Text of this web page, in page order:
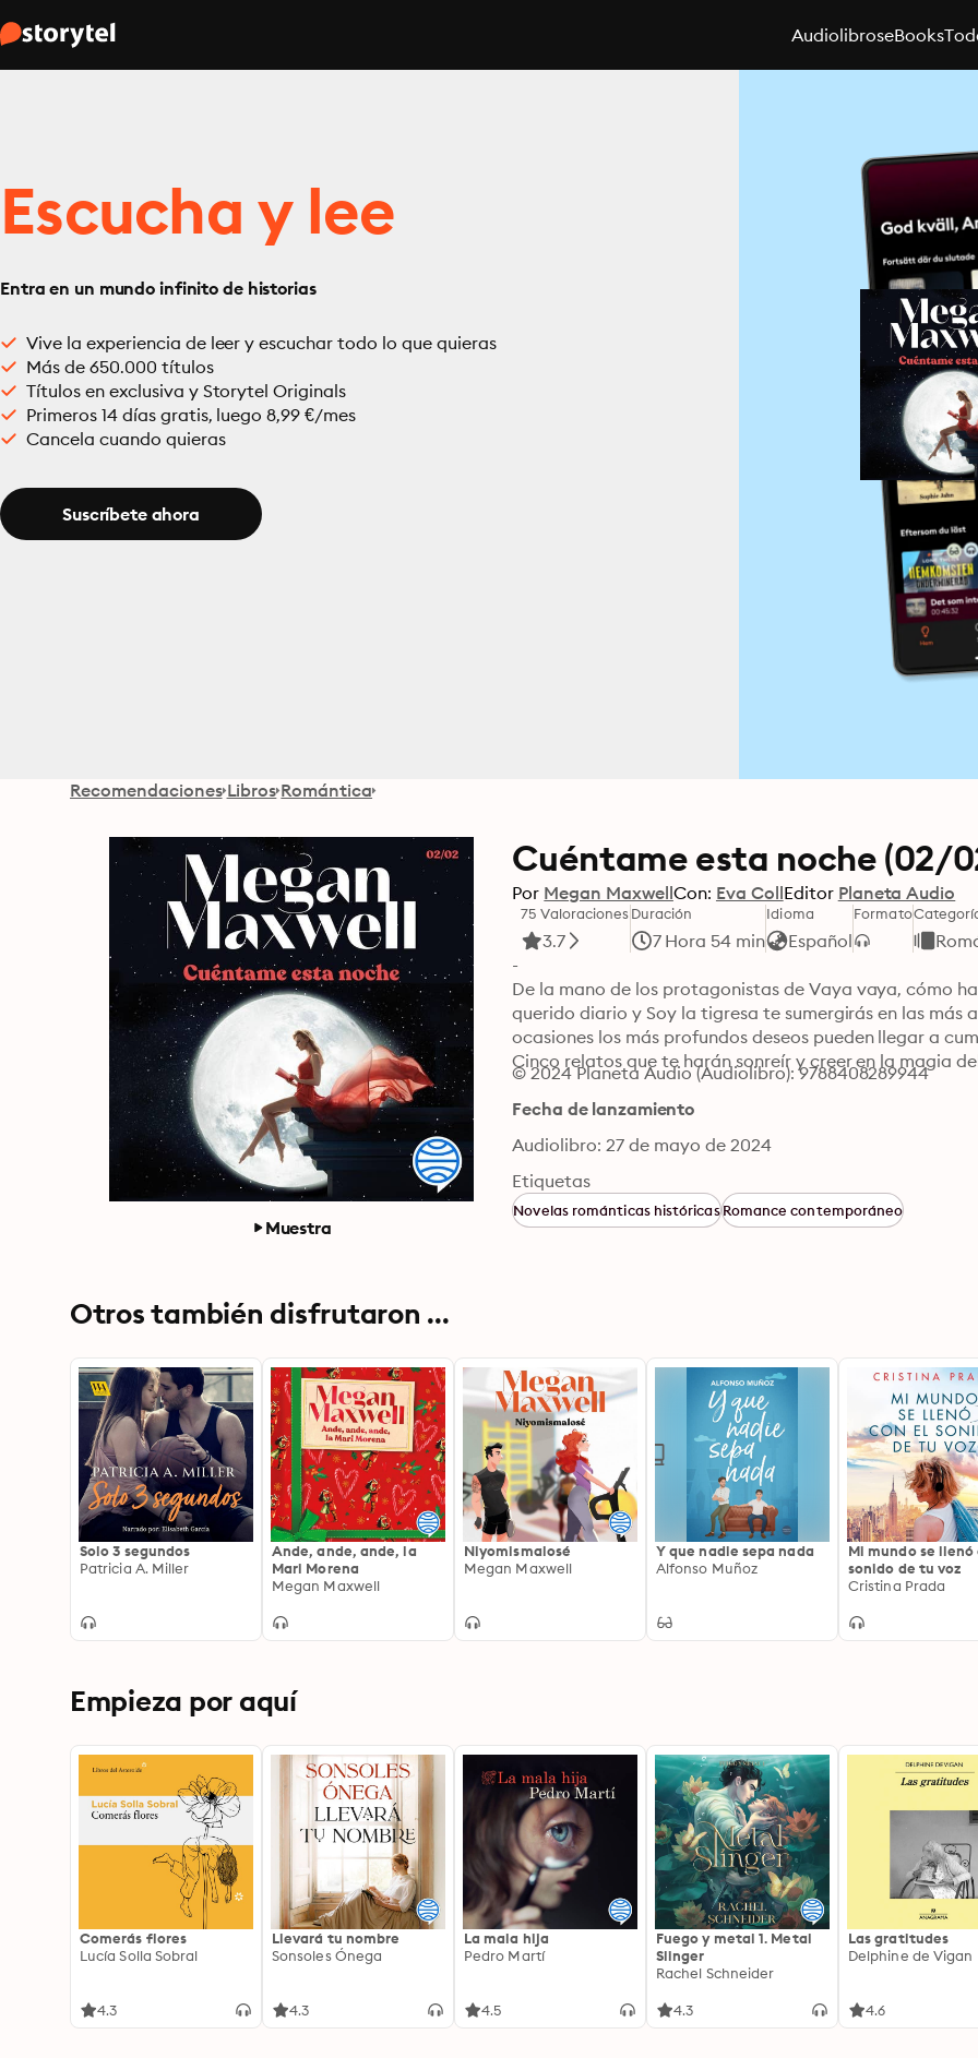
AudiolibroseBooks
Escucha y lee
Entra en un mundo infinito de historias
Vive la experiencia de leer y escuchar todo lo que quieras
Más de 650.000 títulos
Títulos en exclusiva y Storytel Originals
Primeros 14 días gratis, luego 8,99 €/mes
Cancela cuando quieras
Suscríbete ahora
Recomendaciones Libros Romántica
Muestra
Cuéntame esta noche (02/
Por Megan MaxwellCon: Eva CollEditor Planeta Audio
75 Valoraciones
3.7
Duración
7 Hora 54 min
Idioma
Español
Formato
-
De la mano de los protagonistas de Vaya vaya, cómo
querido diario y Soy la tigresa te sumergirás en las más
ocasiones los más profundos deseos pueden llegar a
Cinco relatos que te harán sonreír y creer en la magia
© 2024 Planeta Audio (Audiolibro): 9788408289944
Fecha de lanzamiento
Audiolibro: 27 de mayo de 2024
Etiquetas
Novelas románticas históricasRomance contemporáneo
Otros también disfrutaron ...
Solo 3 segundos
Patricia A. Miller
Ande, ande, ande, la
Mari Morena
Megan Maxwell
Niyomismalosé
Megan Maxwell
Y que nadie sepa nada
Alfonso Muñoz
Mi mundo se llenó
sonido de tu voz
Cristina Prada
Empieza por aquí
Comerás flores
Lucía Solla Sobral
4.3
Llevará tu nombre
Sonsoles Ónega
4.3
La mala hija
Pedro Martí
4.5
Fuego y metal 1. Metal
Slinger
Rachel Schneider
4.3
Las gratitudes
Delphine de Vigan
4.6